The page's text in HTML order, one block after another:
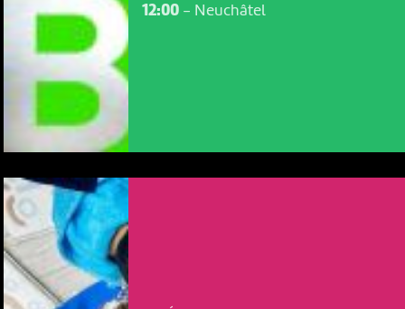
NOUS UTILISONS DES COOKIES
En poursuivant votre navigation sur le culturoscoPe site vous
consentez à l’utilisation de cookies. Les cookies nous
12:00- Neuchâtel